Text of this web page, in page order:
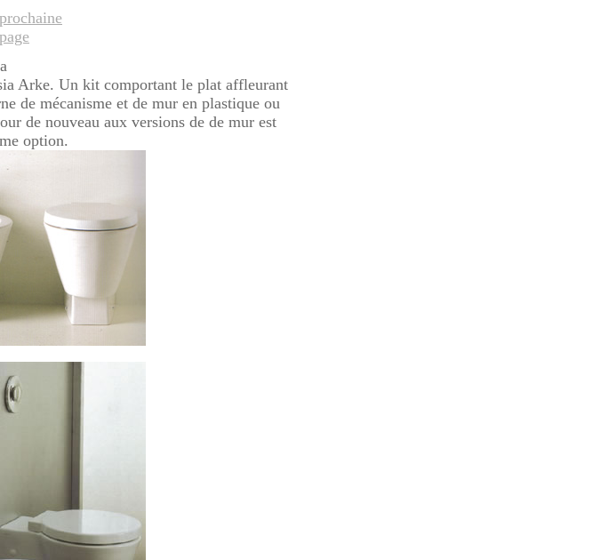
prochaine
page
Arke. Un kit comportant le plat affleurant
de mécanisme et de mur en plastique ou
de nouveau aux versions de de mur est
option.